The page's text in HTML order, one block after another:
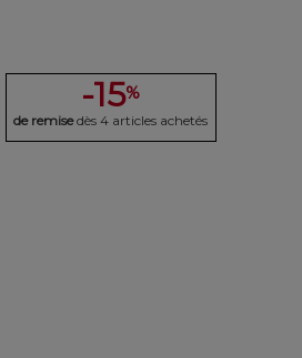
-15%
de remise dès 4 articles achetés